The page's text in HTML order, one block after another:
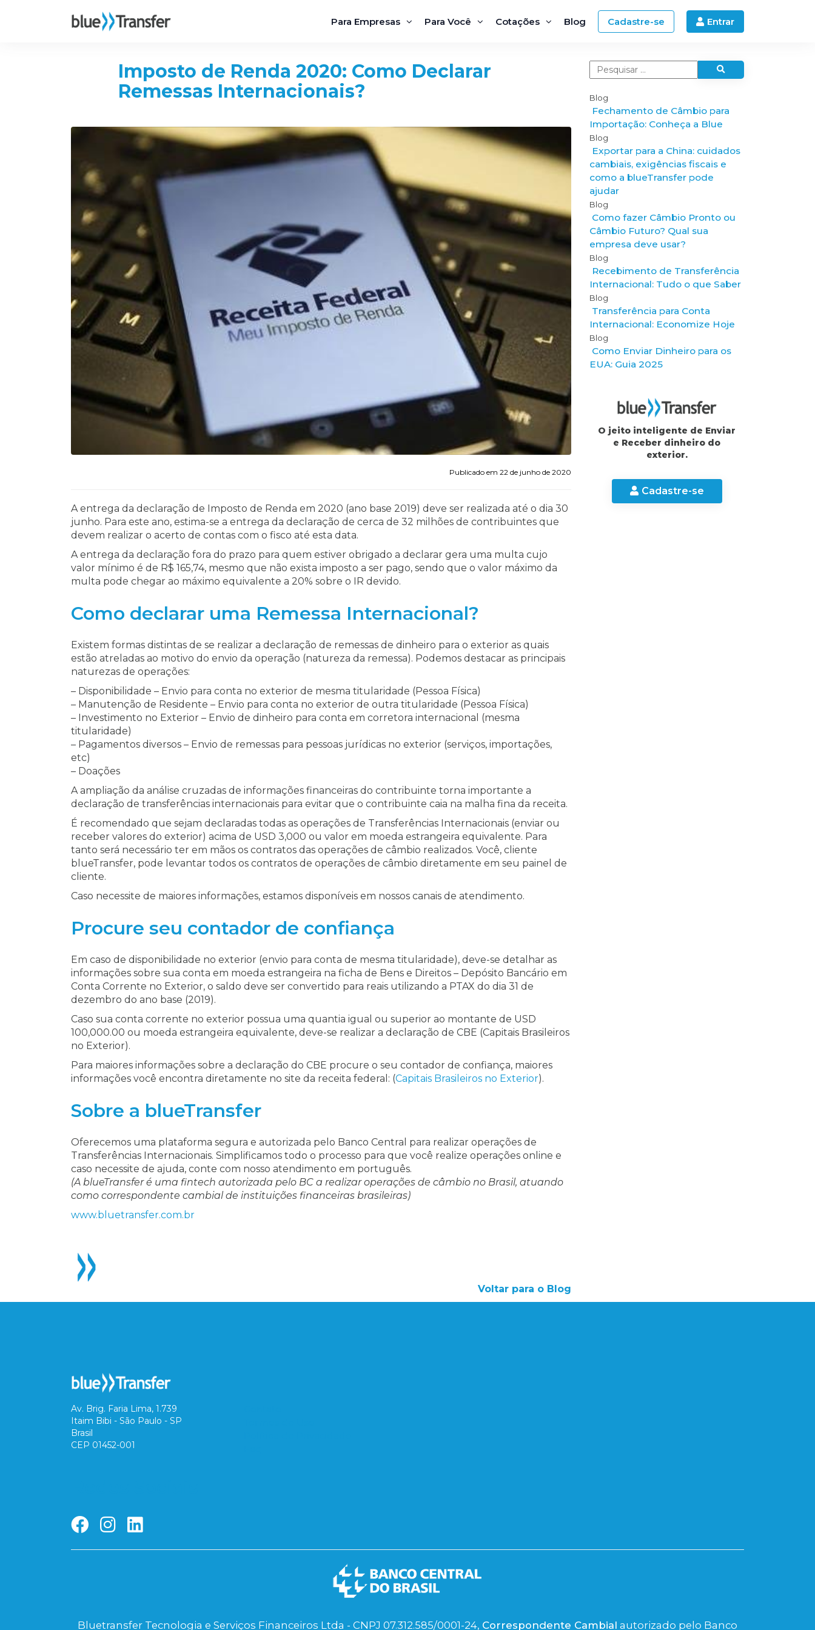
Para Empresas Para Você Cotações Blog Cadastre-se Entrar
Imposto de Renda 2020: Como Declarar
Remessas Internacionais?
Publicado em 22 de junho de 2020
A entrega da declaração de Imposto de Renda em 2020 (ano base 2019) deve ser realizada até o dia 30
junho. Para este ano, estima-se a entrega da declaração de cerca de 32 milhões de contribuintes que
devem realizar o acerto de contas com o fisco até esta data.
A entrega da declaração fora do prazo para quem estiver obrigado a declarar gera uma multa cujo
valor mínimo é de R$ 165,74, mesmo que não exista imposto a ser pago, sendo que o valor máximo da
multa pode chegar ao máximo equivalente a 20% sobre o IR devido.
Como declarar uma Remessa Internacional?
Existem formas distintas de se realizar a declaração de remessas de dinheiro para o exterior as quais
estão atreladas ao motivo do envio da operação (natureza da remessa). Podemos destacar as principais
naturezas de operações:
– Disponibilidade – Envio para conta no exterior de mesma titularidade (Pessoa Física)
– Manutenção de Residente – Envio para conta no exterior de outra titularidade (Pessoa Física)
– Investimento no Exterior – Envio de dinheiro para conta em corretora internacional (mesma
titularidade)
– Pagamentos diversos – Envio de remessas para pessoas jurídicas no exterior (serviços, importações,
etc)
– Doações
A ampliação da análise cruzadas de informações financeiras do contribuinte torna importante a
declaração de transferências internacionais para evitar que o contribuinte caia na malha fina da receita.
É recomendado que sejam declaradas todas as operações de Transferências Internacionais (enviar ou
receber valores do exterior) acima de USD 3,000 ou valor em moeda estrangeira equivalente. Para
tanto será necessário ter em mãos os contratos das operações de câmbio realizados. Você, cliente
blueTransfer, pode levantar todos os contratos de operações de câmbio diretamente em seu painel de
cliente.
Caso necessite de maiores informações, estamos disponíveis em nossos canais de atendimento.
Procure seu contador de confiança
Em caso de disponibilidade no exterior (envio para conta de mesma titularidade), deve-se detalhar as
informações sobre sua conta em moeda estrangeira na ficha de Bens e Direitos – Depósito Bancário em
Conta Corrente no Exterior, o saldo deve ser convertido para reais utilizando a PTAX do dia 31 de
dezembro do ano base (2019).
Caso sua conta corrente no exterior possua uma quantia igual ou superior ao montante de USD
100,000.00 ou moeda estrangeira equivalente, deve-se realizar a declaração de CBE (Capitais Brasileiros
no Exterior).
Para maiores informações sobre a declaração do CBE procure o seu contador de confiança, maiores
informações você encontra diretamente no site da receita federal: (Capitais Brasileiros no Exterior).
Sobre a blueTransfer
Oferecemos uma plataforma segura e autorizada pelo Banco Central para realizar operações de
Transferências Internacionais. Simplificamos todo o processo para que você realize operações online e
caso necessite de ajuda, conte com nosso atendimento em português.
(A blueTransfer é uma fintech autorizada pelo BC a realizar operações de câmbio no Brasil, atuando
como correspondente cambial de instituições financeiras brasileiras)
www.bluetransfer.com.br
Voltar para o Blog
Blog
Fechamento de Câmbio para
Importação: Conheça a Blue
Blog
Exportar para a China: cuidados
cambiais, exigências fiscais e
como a blueTransfer pode
ajudar
Blog
Como fazer Câmbio Pronto ou
Câmbio Futuro? Qual sua
empresa deve usar?
Blog
Recebimento de Transferência
Internacional: Tudo o que Saber
Blog
Transferência para Conta
Internacional: Economize Hoje
Blog
Como Enviar Dinheiro para os
EUA: Guia 2025
O jeito inteligente de Enviar
e Receber dinheiro do
exterior.
Cadastre-se
Av. Brig. Faria Lima, 1.739
Itaim Bibi - São Paulo - SP
Brasil
CEP 01452-001
Bluetransfer Tecnologia e Serviços Financeiros Ltda - CNPJ 07.312.585/0001-24, Correspondente Cambial autorizado pelo Banco
abaixo e Fale com a Blue através do WhatsApp:
Se preferir, utilize o WhatsApp WEB: